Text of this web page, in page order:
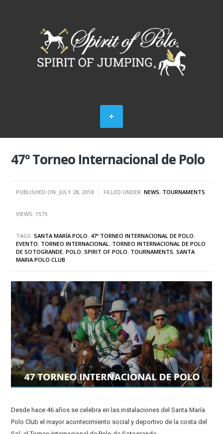
47º Torneo Internacional de Polo
PUBLISHED ON: JULY 28, 2018 FILLED UNDER:NEWS, TOURNAMENTS
VIEWS: 1575
TAGS:SANTA MARÍA POLO, 47º TORNEO INTERNACIONAL DE POLO,
EVENTO, TORNEO INTERNACIONAL , TORNEO INTERNACIONAL DE POLO
DE SOTOGRANDE,POLO,SPIRIT OF POLO, TOURNAMENTS,SANTA
MARIA POLO CLUB
Desde hace 46 años se celebra en las instalaciones del Santa María
Polo Club el mayor acontecimiento social y deportivo de la costa del